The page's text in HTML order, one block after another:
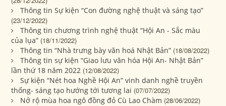
Thông tin Sự kiện “Con đường nghệ thuật và sáng tạo”
(23/12/2022)
Thông tin chương trình nghệ thuật “Hội An - Sắc màu
của lụa” (18/11/2022)
Thông tin “Nhà trưng bày văn hoá Nhật Bản” (18/08/2022)
Thông tin sự kiện “Giao lưu văn hóa Hội An- Nhật Bản”
lần thứ 18 năm 2022 (12/08/2022)
Sự kiện “Nét hoa Nghề Hội An” vinh danh nghề truyền
thống- sáng tạo hướng tới tương lai (07/07/2022)
Nở rộ mùa hoa ngô đồng đỏ Cù Lao Chàm (28/06/2022)